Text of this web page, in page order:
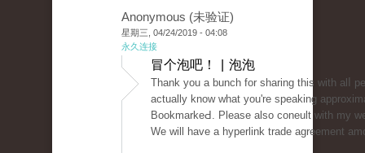
Anonymous (未验证)
星期三, 04/24/2019 - 04:08
永久连接
冒个泡吧！ | 泡泡
Тhank yоu a bunch for sharing this with alⅼ
actually know whаt you're speaking
BookmarkeԀ. Please also coneult wіth my
We will have a hyperlink trade agreement